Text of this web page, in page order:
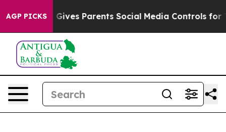
AGP PICKS
Parents Social Media Controls for Their Kids.